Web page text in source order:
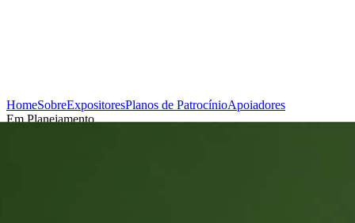
HomeSobreExpositoresPlanos de PatrocínioApoiadores
Em Planejamento